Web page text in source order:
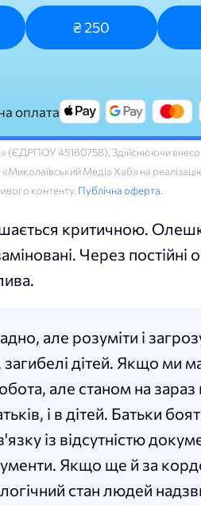
₴ 250
оплата
(ЄДРПОУ 45160758). Здійснюючи
Медіа Хаб» на
контенту. Публічна оферта.
критичною.
Через постійні
але розуміти і
дітей. Якщо ми
але станом на
і в дітей. Батьки
із відсутністю
Якщо ще й за
стан людей